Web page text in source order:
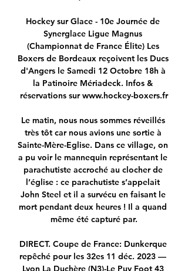
Hockey sur Glace - 10e Journée de
Synerglace Ligue Magnus
(Championnat de France Élite) Les
Boxers de Bordeaux reçoivent les Ducs
d'Angers le Samedi 12 Octobre 18h à
la Patinoire Mériadeck. Infos &
réservations sur www.hockey-boxers.fr
Le matin, nous nous sommes réveillés
très tôt car nous avions une sortie à
Sainte-Mère-Eglise. Dans ce village, on
a pu voir le mannequin représentant le
parachutiste accroché au clocher de
l’église : ce parachutiste s’appelait
John Steel et il a survécu en faisant le
mort pendant deux heures ! Il a quand
même été capturé par.
DIRECT. Coupe de France: Dunkerque
repêché pour les 32es 11 déc. 2023 —
Lyon La Duchère (N3)-Le Puy Foot 43